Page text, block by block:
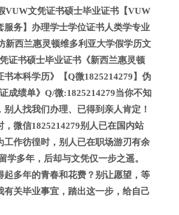
VUW文凭证书硕士毕业证书【VUW
服务】办理学士学位证书人类学专业
新西兰惠灵顿维多利亚大学假学历文
证书硕士毕业证书《新西兰惠灵顿
书本科学历》【Q微1825214279】伪
成绩单》Q/微:1825214279当你不知
人找我们办理、已得到亲人肯定！
，微信1825214279别人已在国内站
工作彷徨时，别人已在职场游刃有余
学多年，后却与文凭仅一步之遥。
起多年的青春和花费？别让愿望，等
有关毕业事宜，踏出这一步，给自己